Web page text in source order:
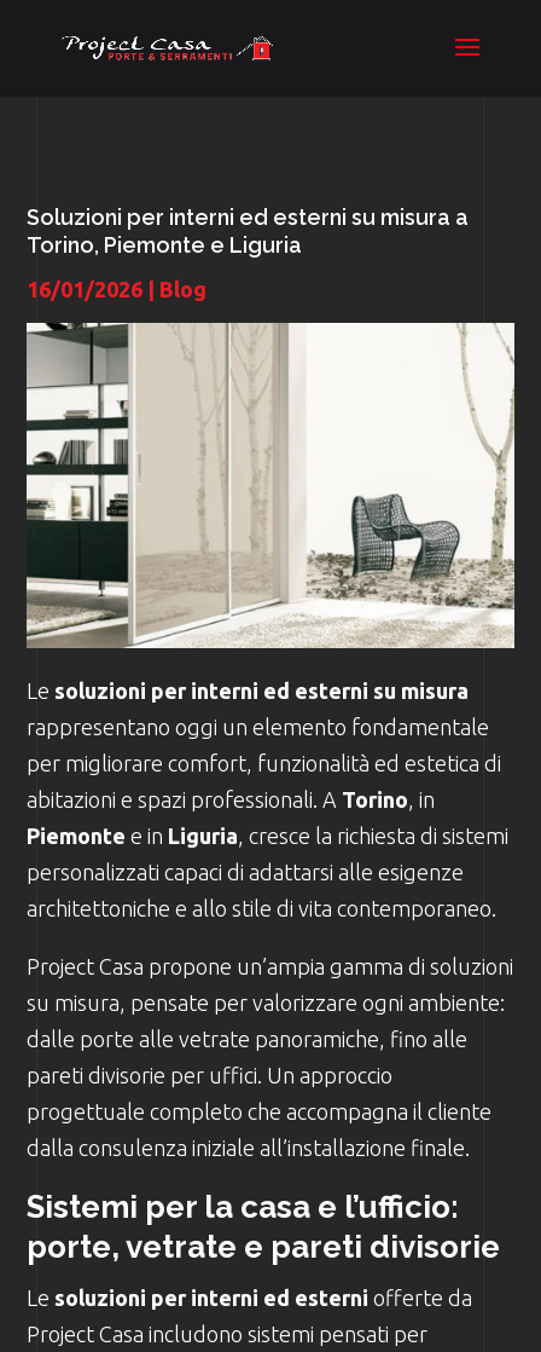
Soluzioni per interni ed esterni su misura a
Torino, Piemonte e Liguria
16/01/2026 Blog
Le soluzioni per interni ed esterni su misura
rappresentano oggi un elemento fondamentale
per migliorare comfort, funzionalità ed estetica di
abitazioni e spazi professionali. A Torino , in
Piemonte e in Liguria , cresce la richiesta di sistemi
personalizzati capaci di adattarsi alle esigenze
architettoniche e allo stile di vita contemporaneo.
Project Casa propone un’ampia gamma di soluzioni
su misura, pensate per valorizzare ogni ambiente:
dalle porte alle vetrate panoramiche, fino alle
pareti divisorie per uffici. Un approccio
progettuale completo che accompagna il cliente
dalla consulenza iniziale all’installazione finale.
Sistemi per la casa e l’ufficio:
porte, vetrate e pareti divisorie
Le soluzioni per interni ed esterni offerte da
Project Casa includono sistemi pensati per